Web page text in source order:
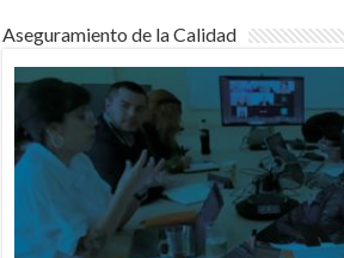
Aseguramiento de la Calidad